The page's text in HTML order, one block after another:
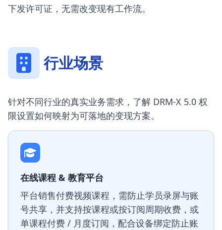
下发许可证，无需改变现有工作流。
行业场景
针对不同行业的真实业务需求，了解 DRM-X 5.0 权
限设置如何映射为可落地的变现方案。
在线课程 & 教育平台
平台销售付费视频课程，需防止学员录屏与账
号共享，并支持按课程或按订阅周期收费，或
单课程付费 / 月度订阅，配合设备绑定防止账